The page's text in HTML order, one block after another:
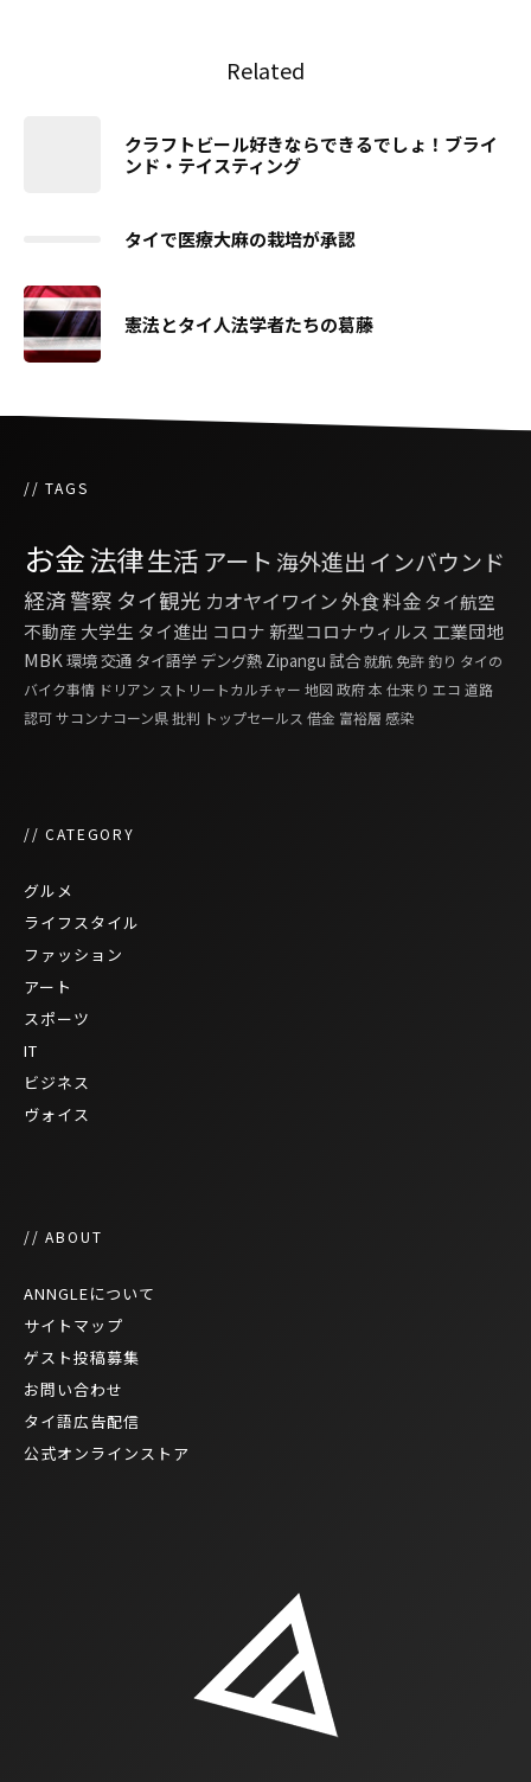
Related
クラフトビール好きならできるでしょ！ブライ
ンド・テイスティング
タイで医療大麻の栽培が承認
憲法とタイ人法学者たちの葛藤
// TAGS
お金法律生活 アート 海外進出 インバウンド
経済 警察 タイ観光 カオヤイワイン外食料金タイ航空
不動産 大学生 タイ進出 コロナ 新型コロナウィルス 工業団地
MBK 環境交通 タイ語学 デング熱 Zipangu 試合就航 免許釣り タイの
バイク事情 ドリアン ストリートカルチャー 地図政府本 仕来り エコ 道路
認可サコンナコーン県批判 トップセールス 借金 富裕層 感染
// CATEGORY
グルメ
ライフスタイル
ファッション
アート
スポーツ
IT
ビジネス
ヴォイス
// ABOUT
ANNGLEについて
サイトマップ
ゲスト投稿募集
お問い合わせ
タイ語広告配信
公式オンラインストア